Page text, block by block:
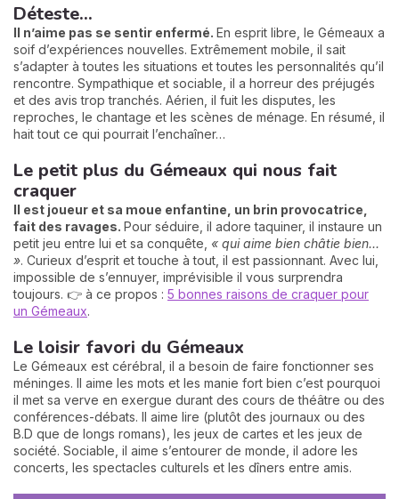
Déteste...
Il n’aime pas se sentir enfermé. En esprit libre, le Gémeaux a
soif d’expériences nouvelles. Extrêmement mobile, il sait
s’adapter à toutes les situations et toutes les personnalités qu’il
rencontre. Sympathique et sociable, il a horreur des préjugés
et des avis trop tranchés. Aérien, il fuit les disputes, les
reproches, le chantage et les scènes de ménage. En résumé, il
hait tout ce qui pourrait l’enchaîner…
Le petit plus du Gémeaux qui nous fait
craquer
Il est joueur et sa moue enfantine, un brin provocatrice,
fait des ravages. Pour séduire, il adore taquiner, il instaure un
petit jeu entre lui et sa conquête, « qui aime bien châtie bien...
». Curieux d’esprit et touche à tout, il est passionnant. Avec lui,
impossible de s’ennuyer, imprévisible il vous surprendra
toujours. 👉 à ce propos : 5 bonnes raisons de craquer pour
un Gémeaux.
Le loisir favori du Gémeaux
Le Gémeaux est cérébral, il a besoin de faire fonctionner ses
méninges. Il aime les mots et les manie fort bien c’est pourquoi
il met sa verve en exergue durant des cours de théâtre ou des
conférences-débats. Il aime lire (plutôt des journaux ou des
B.D que de longs romans), les jeux de cartes et les jeux de
société. Sociable, il aime s’entourer de monde, il adore les
concerts, les spectacles culturels et les dîners entre amis.